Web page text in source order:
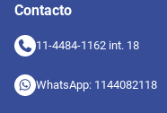
Contacto
11-4484-1162 int. 18
WhatsApp: 1144082118